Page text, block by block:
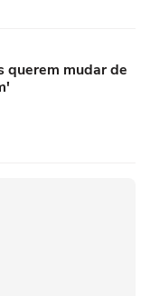
querem mudar de